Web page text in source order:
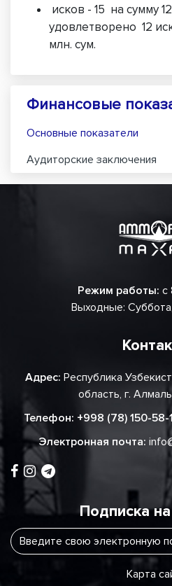
исков - 15 на сумму
удовлетворено 12
млн. сум.
Финансовые
Основные показатели
Аудиторские заключения
Режим работы: с
Выходные:
Адрес: Республика
область, г.
Телефон: +998 (78) 150-58-
Электронная почта:
Подписка
Карта